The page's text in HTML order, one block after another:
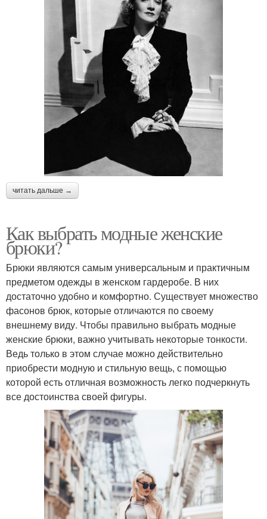
читать дальше →
Как выбрать модные женские
брюки?
Брюки являются самым универсальным и практичным
предметом одежды в женском гардеробе. В них
достаточно удобно и комфортно. Существует множество
фасонов брюк, которые отличаются по своему
внешнему виду. Чтобы правильно выбрать модные
женские брюки, важно учитывать некоторые тонкости.
Ведь только в этом случае можно действительно
приобрести модную и стильную вещь, с помощью
которой есть отличная возможность легко подчеркнуть
все достоинства своей фигуры.